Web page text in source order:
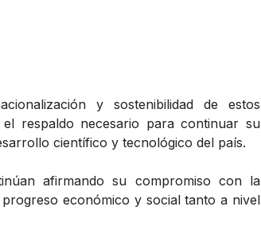
y sostenibilidad de estos
respaldo necesario para continuar su
científico y tecnológico del país.
afirmando su compromiso con la
económico y social tanto a nivel